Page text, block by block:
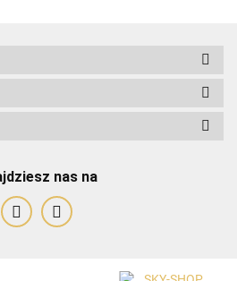
Paoli
nas na